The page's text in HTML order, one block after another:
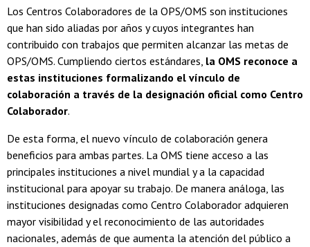
Los Centros Colaboradores de la OPS/OMS son instituciones
que han sido aliadas por años y cuyos integrantes han
contribuido con trabajos que permiten alcanzar las metas de
OPS/OMS. Cumpliendo ciertos estándares, la OMS reconoce a
estas instituciones formalizando el vínculo de
colaboración a través de la designación oficial como Centro
Colaborador.
De esta forma, el nuevo vínculo de colaboración genera
beneficios para ambas partes. La OMS tiene acceso a las
principales instituciones a nivel mundial y a la capacidad
institucional para apoyar su trabajo. De manera análoga, las
instituciones designadas como Centro Colaborador adquieren
mayor visibilidad y el reconocimiento de las autoridades
nacionales, además de que aumenta la atención del público a